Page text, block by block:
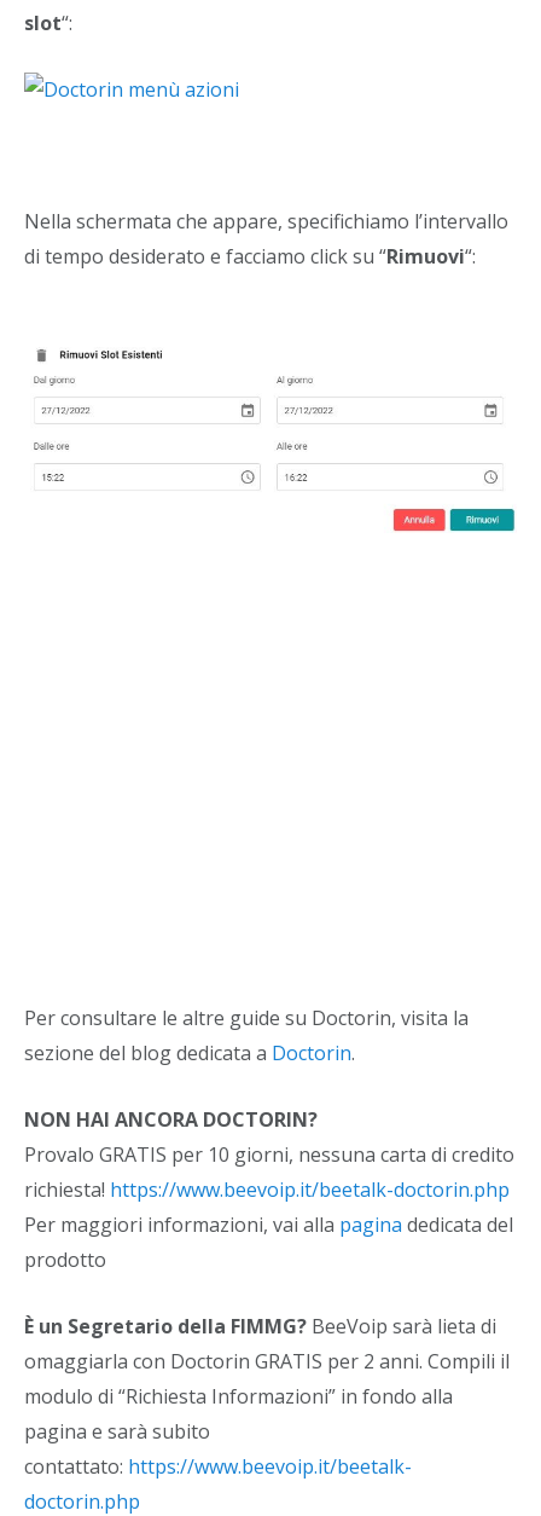
slot“:
Nella schermata che appare, specifichiamo l’intervallo
di tempo desiderato e facciamo click su “Rimuovi“:
Per consultare le altre guide su Doctorin, visita la
sezione del blog dedicata a Doctorin.
NON HAI ANCORA DOCTORIN?
Provalo GRATIS per 10 giorni, nessuna carta di credito
richiesta! https://www.beevoip.it/beetalk-doctorin.php
Per maggiori informazioni, vai alla pagina dedicata del
prodotto
È un Segretario della FIMMG? BeeVoip sarà lieta di
omaggiarla con Doctorin GRATIS per 2 anni. Compili il
modulo di “Richiesta Informazioni” in fondo alla
pagina e sarà subito
contattato: https://www.beevoip.it/beetalk-
doctorin.php